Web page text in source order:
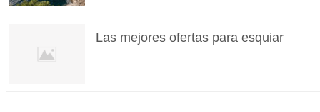
Las mejores ofertas para esquiar